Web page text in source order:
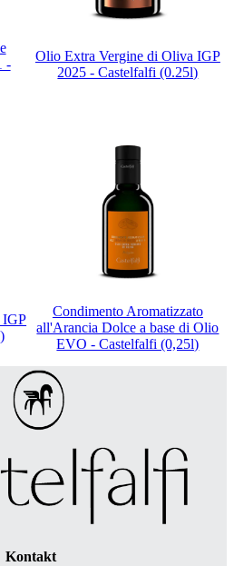
-
Olio Extra Vergine di Oliva IGP
2025 - Castelfalfi (0.25l)
IGP
Condimento Aromatizzato
all'Arancia Dolce a base di Olio
EVO - Castelfalfi (0,25l)
Kontakt